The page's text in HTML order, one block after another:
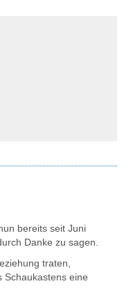
bereits seit Juni
Danke zu sagen.
traten,
Schaukastens eine